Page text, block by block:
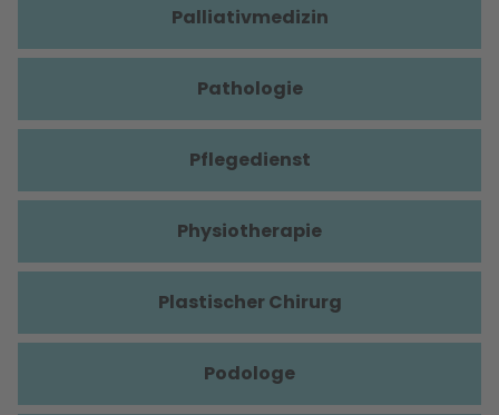
Palliativmedizin
Pathologie
Pflegedienst
Physiotherapie
Plastischer Chirurg
Podologe